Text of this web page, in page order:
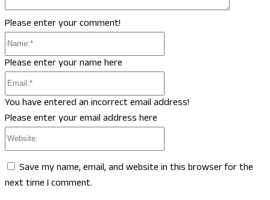
Please enter your comment!
Please enter your name here
You have entered an incorrect email address!
Please enter your email address here
Save my name, email, and website in this browser for the
next time I comment.